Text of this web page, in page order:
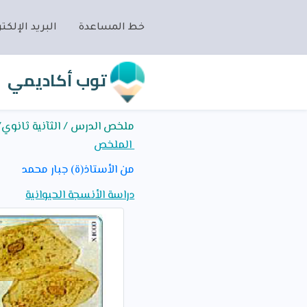
خط المساعدة البريد
توب أكاديمي
ملخص الدرس / الثآنية ثانوي/
الملخص
من الأستاذ(ة) جبار محمد
دراسة الأنسجة الحيوانية